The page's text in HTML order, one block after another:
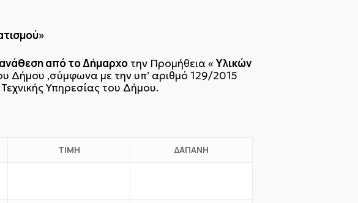
από το Δήμαρχο την Προμήθεια « Υλικών
Δήμου ,σύμφωνα με την υπ’ αριθμό 129/2015
Υπηρεσίας του Δήμου.
ΤΙΜΗ ΔΑΠΑΝΗ